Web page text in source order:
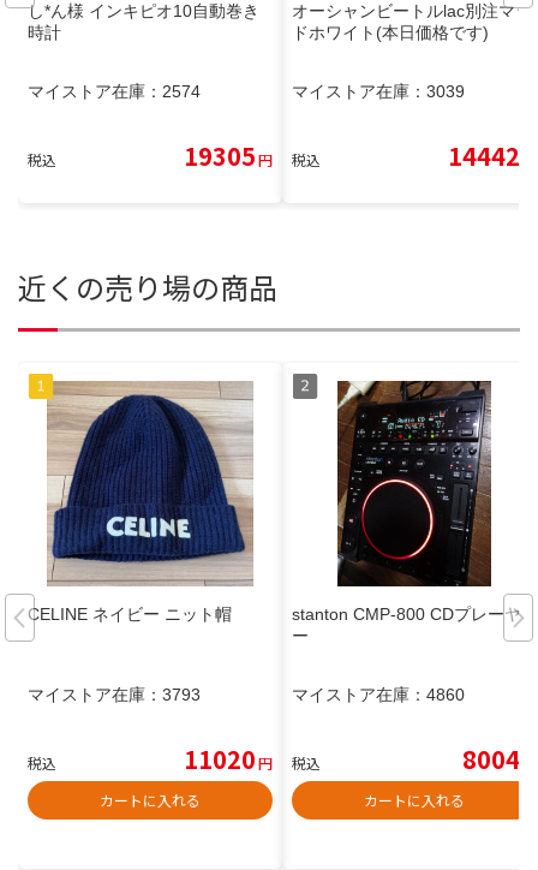
し*ん様 インキピオ10自動巻き
時計
マイストア在庫： 2574
税込 19305円
オーシャンビートルlac別注マッ
ドホワイト(本日価格です)
マイストア在庫： 3039
税込 14442
近くの売り場の商品
CELINE ネイビー ニット帽
マイストア在庫： 3793
税込 11020円
カートに入れる
stanton CMP-800 CDプレーヤ
ー
マイストア在庫： 4860
税込 8004
カートに入れる